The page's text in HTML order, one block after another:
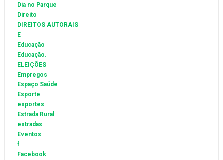
Dia no Parque
Direito
DIREITOS AUTORAIS
E
Educação
Educação.
ELEIÇÕES
Empregos
Espaço Saúde
Esporte
esportes
Estrada Rural
estradas
Eventos
f
Facebook